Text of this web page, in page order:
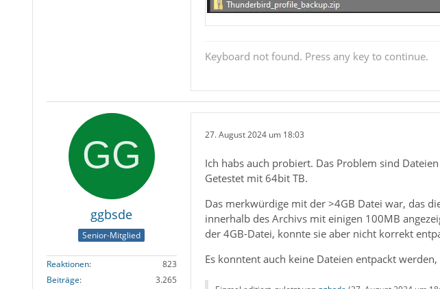
Keyboard not found. Press any key to continue.
ggbsde
Senior-Mitglied
Reaktionen
823
Beiträge
3.265
27. August 2024 um 18:03
Ich habs auch probiert. Das Problem sind
Getestet mit 64bit TB.
Das merkwürdige mit der >4GB Datei war, das
innerhalb des Archivs mit einigen 100MB
der 4GB-Datei, konnte sie aber nicht korrekt
Es konntent auch keine Dateien entpackt